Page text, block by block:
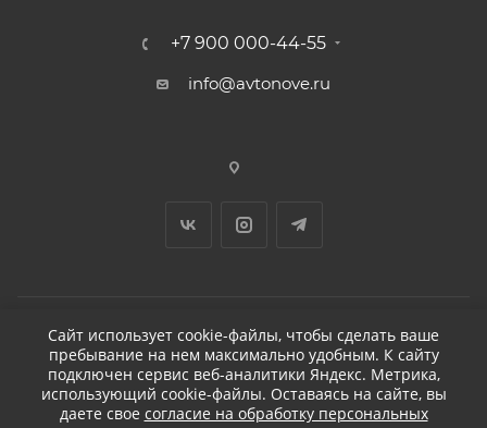
+7 900 000-44-55
info@avtonove.ru
2026 © ДЕТЕЙЛИНГ-МАРКЕТ АВТОНОВЬЕ
Сайт использует cookie-файлы, чтобы сделать ваше
пребывание на нем максимально удобным. К cайту
подключен сервис веб-аналитики Яндекс. Метрика,
использующий cookie-файлы. Оставаясь на сайте, вы
даете свое согласие на обработку персональных